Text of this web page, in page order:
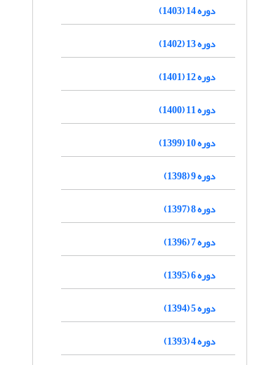
دوره 14 (1403)
دوره 13 (1402)
دوره 12 (1401)
دوره 11 (1400)
دوره 10 (1399)
دوره 9 (1398)
دوره 8 (1397)
دوره 7 (1396)
دوره 6 (1395)
دوره 5 (1394)
دوره 4 (1393)